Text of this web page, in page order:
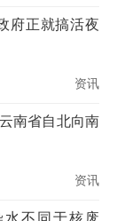
府正就搞活夜
资讯
南省自北向南
资讯
不同于核废